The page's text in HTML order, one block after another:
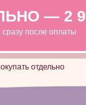
отдельно
после оплаты
— 2